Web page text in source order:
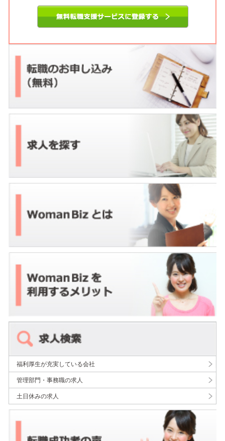
福利厚生が充実している会社
管理部門・事務職の求人
土日休みの求人